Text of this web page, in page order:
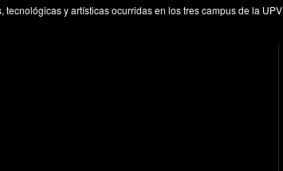
y artísticas ocurridas en los tres campus de la UPV